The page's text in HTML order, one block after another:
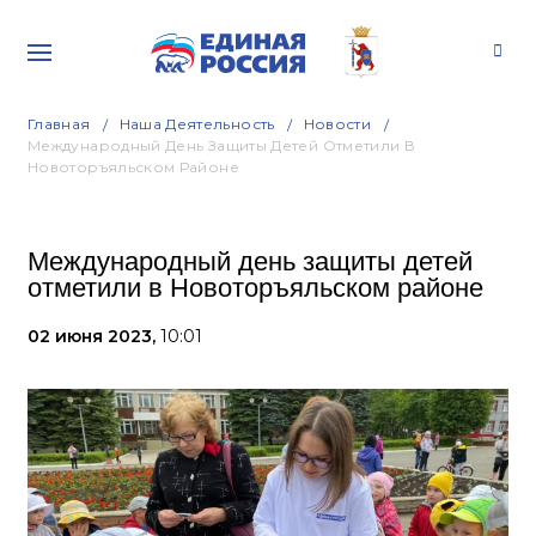
Главная Наша Деятельность
Новости
Международный День Защиты Детей Отметили В
Новоторъяльском Районе
Международный день защиты детей
отметили в Новоторъяльском районе
02 июня 2023, 10:01